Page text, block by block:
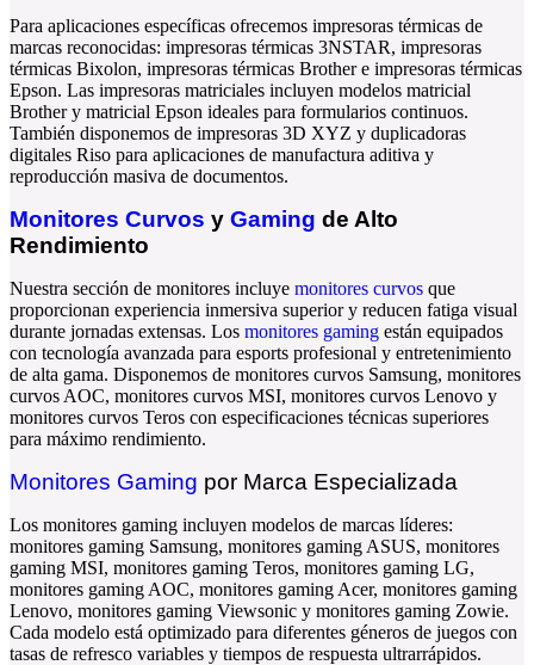
Para aplicaciones específicas ofrecemos impresoras térmicas de
marcas reconocidas: impresoras térmicas 3NSTAR, impresoras
térmicas Bixolon, impresoras térmicas Brothere impresoras térmicas
Epson. Las impresoras matriciales incluyen modelos matricial
Brothery matricial Epson ideales para formularios continuos.
También disponemos de impresoras 3D XYZ y duplicadoras
digitales Riso para aplicaciones de manufactura aditiva y
reproducción masiva de documentos.
Monitores Curvos y Gaming de Alto
Rendimiento
Nuestra sección de monitores incluye monitores curvos que
proporcionan experiencia inmersiva superior y reducen fatiga visual
durante jornadas extensas. Los monitores gaming están equipados
con tecnología avanzada para esports profesional y entretenimiento
de alta gama. Disponemos de monitores curvos Samsung, monitores
curvos AOC, monitores curvos MSI, monitores curvos Lenovo y
monitores curvos Teros con especificaciones técnicas superiores
para máximo rendimiento.
Monitores Gaming por Marca Especializada
Los monitores gaming incluyen modelos de marcas líderes:
monitores gaming Samsung, monitores gaming ASUS, monitores
gaming MSI, monitores gaming Teros, monitores gaming LG,
monitores gaming AOC, monitores gaming Acer, monitores gaming
Lenovo, monitores gaming Viewsonic y monitores gaming Zowie.
Cada modelo está optimizado para diferentes géneros de juegos con
tasas de refresco variables y tiempos de respuesta ultrarrápidos.